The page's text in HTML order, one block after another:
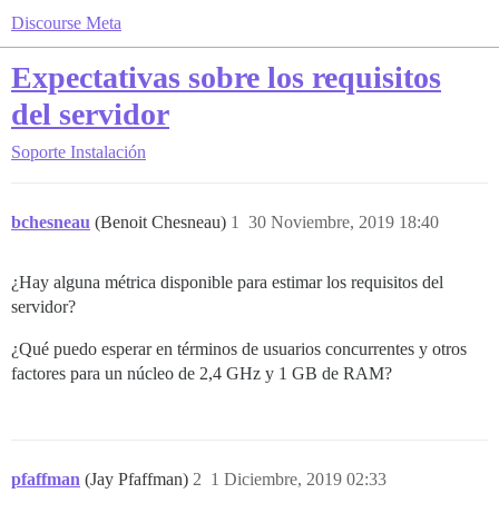
Discourse Meta
Expectativas sobre los requisitos
del servidor
Soporte Instalación
bchesneau (Benoit Chesneau) 30 Noviembre, 2019 18:40
1
¿Hay alguna métrica disponible para estimar los requisitos del
servidor?
¿Qué puedo esperar en términos de usuarios concurrentes y otros
factores para un núcleo de 2,4 GHz y 1 GB de RAM?
pfaffman (Jay Pfaffman) 1 Diciembre, 2019 02:33
2